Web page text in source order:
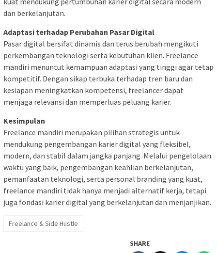
dan berkelanjutan.
Adaptasi terhadap Perubahan Pasar Digital
Pasar digital bersifat dinamis dan terus berubah mengikuti
perkembangan teknologi serta kebutuhan klien. Freelance
mandiri menuntut kemampuan adaptasi yang tinggi agar tetap
kompetitif. Dengan sikap terbuka terhadap tren baru dan
kesiapan meningkatkan kompetensi, freelancer dapat
menjaga relevansi dan memperluas peluang karier.
Kesimpulan
Freelance mandiri merupakan pilihan strategis untuk
mendukung pengembangan karier digital yang fleksibel,
modern, dan stabil dalam jangka panjang. Melalui pengelolaan
waktu yang baik, pengembangan keahlian berkelanjutan,
pemanfaatan teknologi, serta personal branding yang kuat,
freelance mandiri tidak hanya menjadi alternatif kerja, tetapi
juga fondasi karier digital yang berkelanjutan dan menjanjikan.
Freelance & Side Hustle
SHARE